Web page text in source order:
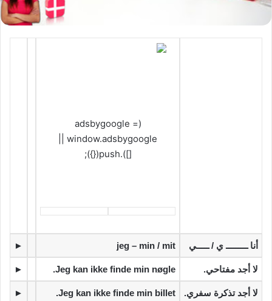
(adsbygoogle =
[]).push({});
‫أنا ـــــــــ ي / ـــــي jeg – min / mit
►
‫لا أجد مفتاحي. Jeg kan ikke finde min nøgle.
►
‫لا أجد تذكرة سفري. Jeg kan ikke finde min billet.
►